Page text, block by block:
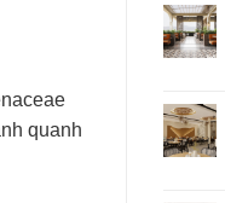
quanh